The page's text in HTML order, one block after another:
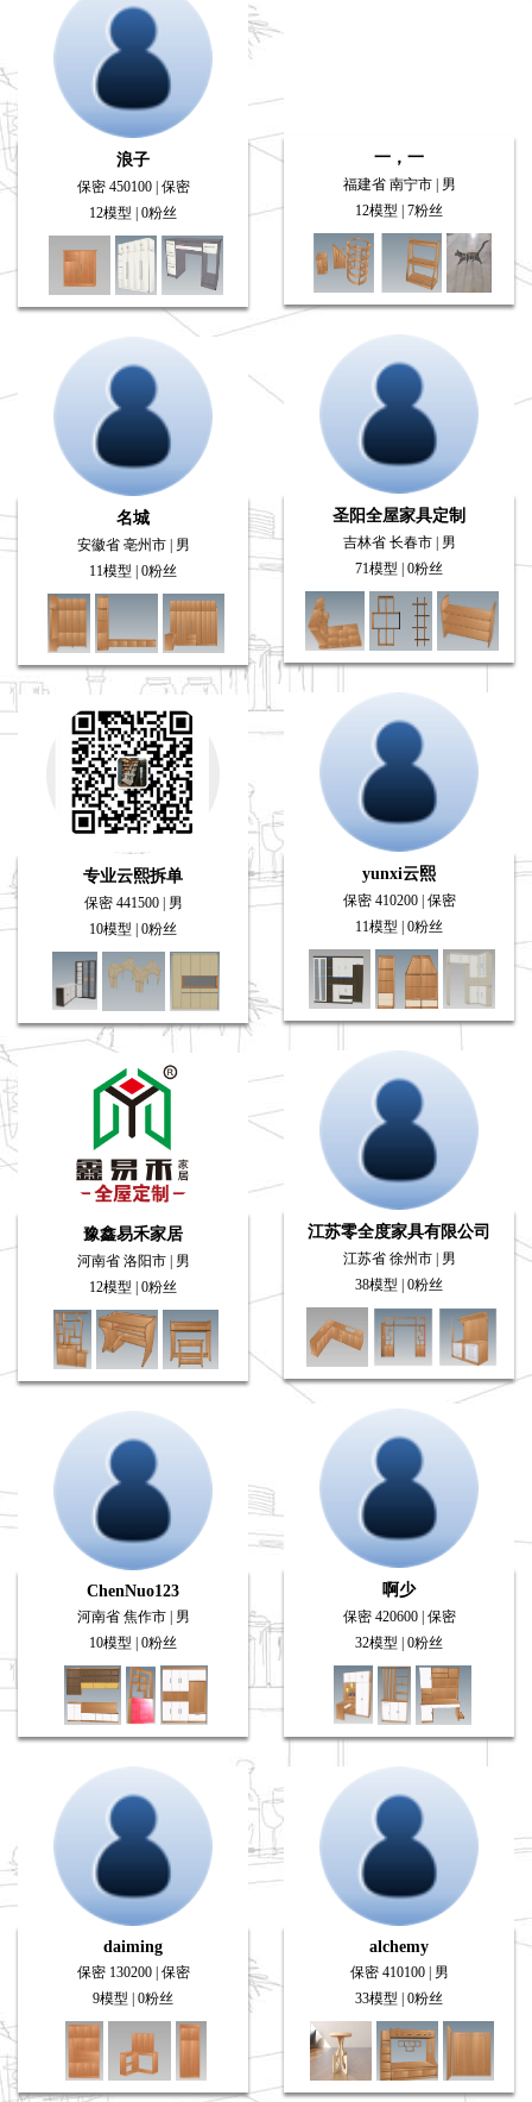
一，一
福建省 南宁市 | 男
12模型 | 7粉丝
浪子
保密 450100 | 保密
12模型 | 0粉丝
圣阳全屋家具定制
吉林省 长春市 | 男
71模型 | 0粉丝
名城
安徽省 亳州市 | 男
11模型 | 0粉丝
yunxi云熙
保密 410200 | 保密
11模型 | 0粉丝
专业云熙拆单
保密 441500 | 男
10模型 | 0粉丝
江苏零全度家具有限公司
江苏省 徐州市 | 男
38模型 | 0粉丝
豫鑫易禾家居
河南省 洛阳市 | 男
12模型 | 0粉丝
啊少
保密 420600 | 保密
32模型 | 0粉丝
ChenNuo123
河南省 焦作市 | 男
10模型 | 0粉丝
daiming
保密 130200 | 保密
9模型 | 0粉丝
alchemy
保密 410100 | 男
33模型 | 0粉丝